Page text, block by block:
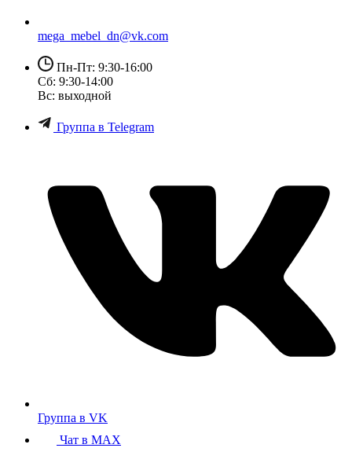
mega_mebel_dn@vk.com
Пн-Пт: 9:30-16:00
Сб: 9:30-14:00
Вс: выходной
Группа в Telegram
Группа в VK
Чат в MAX